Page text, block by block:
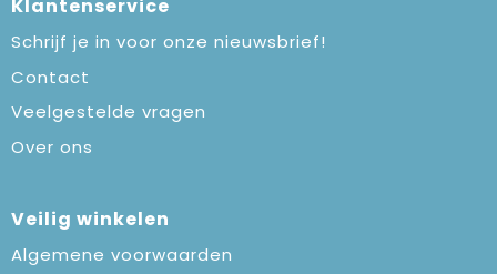
Klantenservice
Schrijf je in voor onze nieuwsbrief!
Contact
Veelgestelde vragen
Over ons
Veilig winkelen
Algemene voorwaarden